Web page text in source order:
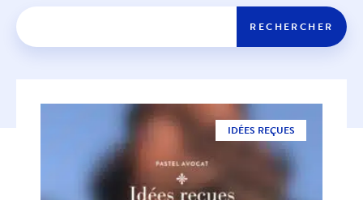
RECHERCHER
IDÉES REÇUES